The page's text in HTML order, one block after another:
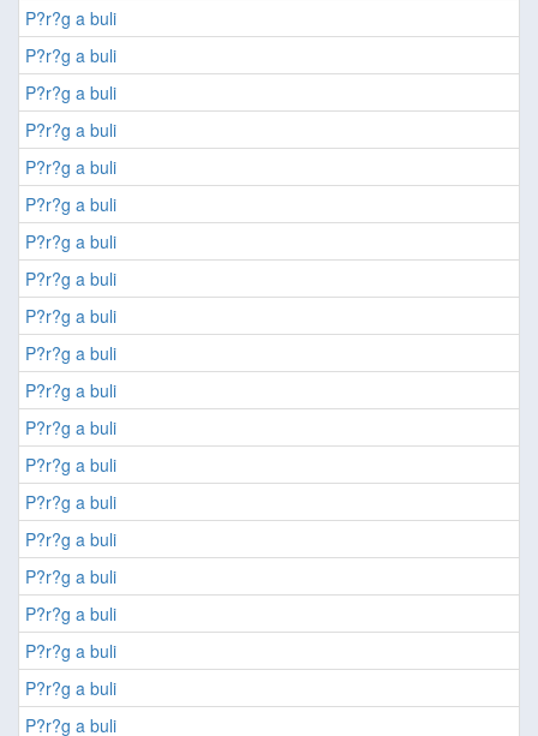
P?r?g a buli
P?r?g a buli
P?r?g a buli
P?r?g a buli
P?r?g a buli
P?r?g a buli
P?r?g a buli
P?r?g a buli
P?r?g a buli
P?r?g a buli
P?r?g a buli
P?r?g a buli
P?r?g a buli
P?r?g a buli
P?r?g a buli
P?r?g a buli
P?r?g a buli
P?r?g a buli
P?r?g a buli
P?r?g a buli